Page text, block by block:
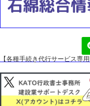
【各種手続き代行サービス専用